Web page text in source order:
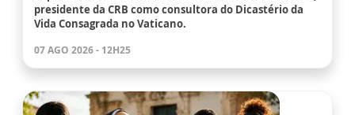
presidente da CRB como consultora do Dicastério da
Vida Consagrada no Vaticano.
07 AGO 2026 - 12H25